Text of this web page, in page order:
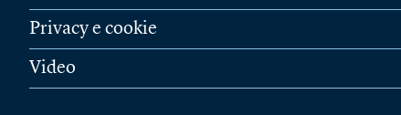
Privacy e cookie
Video